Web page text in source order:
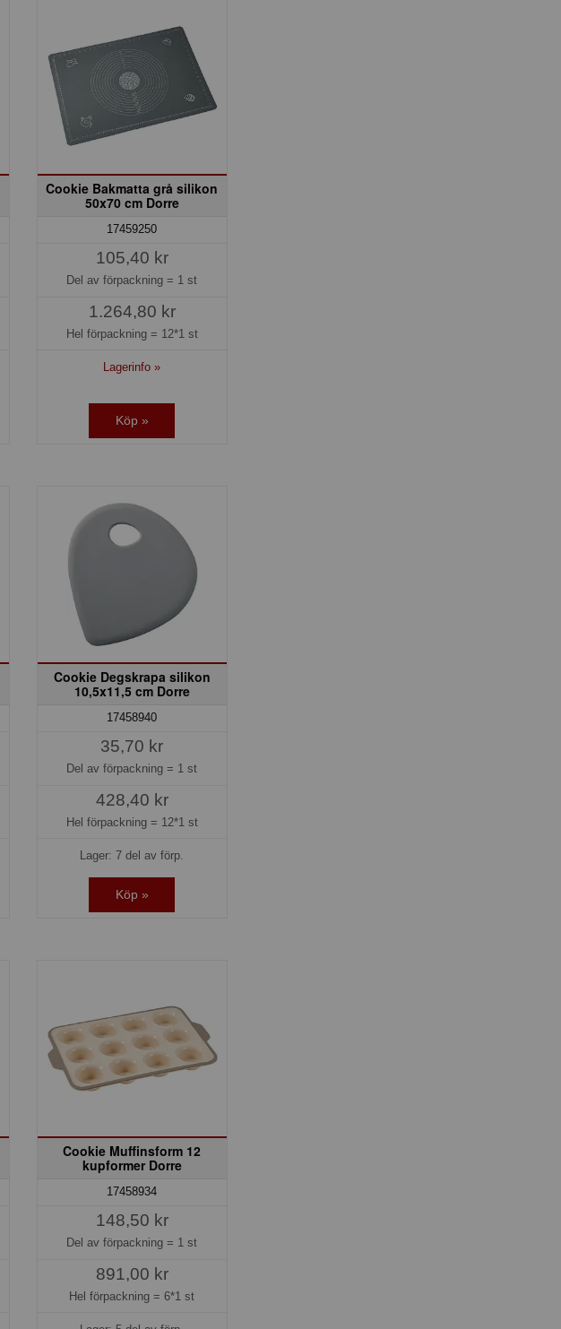
Cookie Bakmatta grå silikon
50x70 cm Dorre
17459250
105,40 kr
Del av förpackning = 1 st
1.264,80 kr
Hel förpackning = 12*1 st
Lagerinfo »
Köp »
Cookie Degskrapa silikon
10,5x11,5 cm Dorre
17458940
35,70 kr
Del av förpackning = 1 st
428,40 kr
Hel förpackning = 12*1 st
Lager: 7 del av förp.
Köp »
Cookie Muffinsform 12
kupformer Dorre
17458934
148,50 kr
Del av förpackning = 1 st
891,00 kr
Hel förpackning =6*1 st